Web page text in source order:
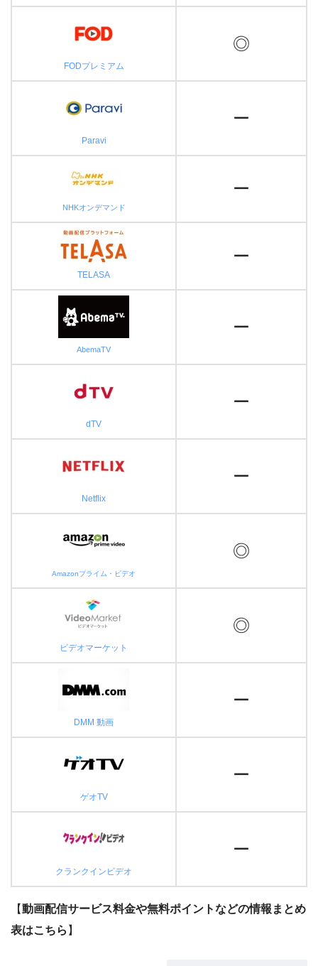
FODプレミアム
◎
Paravi
ー
NHKオンデマンド
ー
TELASA
ー
AbemaTV
ー
dTV
ー
Netflix
ー
Amazonプライム・ビデオ
◎
ビデオマーケット
◎
DMM 動画
ー
ゲオTV
ー
クランクインビデオ
ー
【動画配信サービス料金や無料ポイントなどの情報まとめ
表はこちら 】